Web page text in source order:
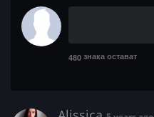
480 знака остават